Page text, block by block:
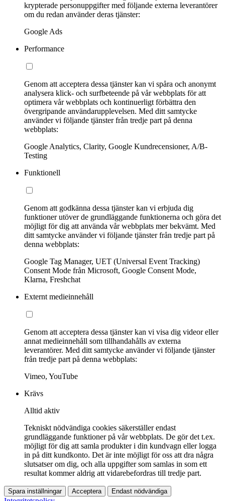
krypterade personuppgifter med följande externa leverantörer
om du redan använder deras tjänster:
Google Ads
Performance
Genom att acceptera dessa tjänster kan vi spåra och anonymt
analysera klick- och surfbeteende på vår webbplats för att
optimera vår webbplats och kontinuerligt förbättra den
övergripande användarupplevelsen. Med ditt samtycke
använder vi följande tjänster från tredje part på denna
webbplats:
Google Analytics, Clarity, Google Kundrecensioner, A/B-
Testing
Funktionell
Genom att godkänna dessa tjänster kan vi erbjuda dig
funktioner utöver de grundläggande funktionerna och göra det
möjligt för dig att använda vår webbplats mer bekvämt. Med
ditt samtycke använder vi följande tjänster från tredje part på
denna webbplats:
Google Tag Manager, UET (Universal Event Tracking)
Consent Mode från Microsoft, Google Consent Mode,
Klarna, Freshchat
Externt medieinnehåll
Genom att acceptera dessa tjänster kan vi visa dig videor eller
annat medieinnehåll som tillhandahålls av externa
leverantörer. Med ditt samtycke använder vi följande tjänster
från tredje part på denna webbplats:
Vimeo, YouTube
Krävs
Alltid aktiv
Tekniskt nödvändiga cookies säkerställer endast
grundläggande funktioner på vår webbplats. De gör det t.ex.
möjligt för dig att samla produkter i din kundvagn eller logga
in på ditt kundkonto. Det är inte möjligt för oss att dra några
slutsatser om dig, och alla uppgifter som samlas in som ett
resultat kommer aldrig att vidarebefordras till tredje part.
Spara inställningar Acceptera Endast nödvändiga